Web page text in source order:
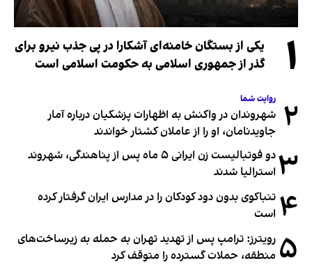
۱
یکی از بستگان خامنه‌ای آشکارا در پی جذب نیرو برای
گذر از جمهوری اسلامی به حکومت اسلامی است
۲ روایت شما
شهروندان در واکنش به اظهارات پزشکیان درباره آمار
جاویدنامان، او را از عاملان کشتار خواندند
۳
دو فوتبالیست زن ایرانی ۵ ماه پس از پناهندگی، شهروند
استرالیا شدند
۴ تنباکوی بدون دود کودکان را در مدارس ایران گرفتار کرده
است
۵ رویترز: ترامپ پس از تهدید تهران به حمله به زیرساخت‌های
منطقه، حملات گسترده را متوقف کرد